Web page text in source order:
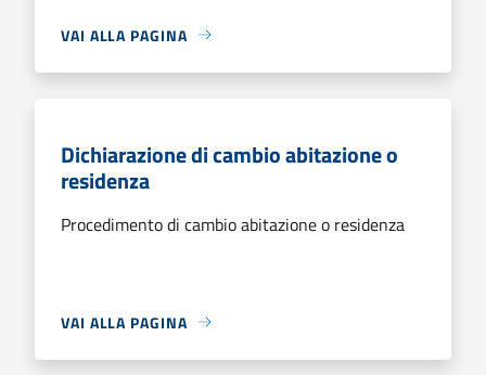
VAI ALLA PAGINA
Dichiarazione di cambio abitazione o
residenza
Procedimento di cambio abitazione o residenza
VAI ALLA PAGINA